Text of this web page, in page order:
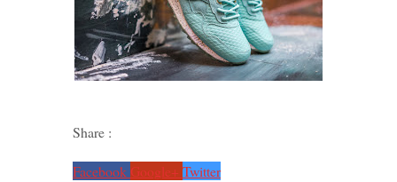
Share :
Facebook Google+ Twitter